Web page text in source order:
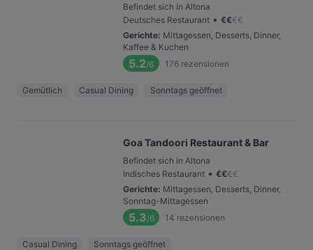
Befindet sich in Altona
Deutsches Restaurant • €€€€
Gerichte: Mittagessen, Desserts, Dinner,
Kaffee & Kuchen
5.2/6 176 rezensionen
Gemütlich Casual Dining Sonntags geöffnet
Goa Tandoori Restaurant & Bar
Befindet sich in Altona
Indisches Restaurant • €€€€
Gerichte: Mittagessen, Desserts, Dinner,
Sonntag-Mittagessen
5.3/6 14 rezensionen
Casual Dining Sonntags geöffnet